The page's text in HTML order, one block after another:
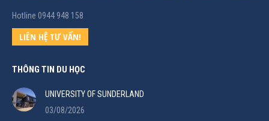
Hotline 0944 948 158
LIÊN HỆ TƯ VẤN!
THÔNG TIN DU HỌC
UNIVERSITY OF SUNDERLAND
03/08/2026